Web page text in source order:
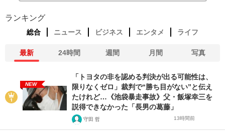
ランキング
総合 ニュース ビジネス エンタメ ライフ
最新 24時間 週間 月間 写真
NEW
「トヨタの非を認める判決が出る可能性は、
限りなくゼロ」裁判で“勝ち目がない”と伝え
たけれど…《池袋暴走事故》父・飯塚幸三を
説得できなかった「長男の葛藤」
守田 哲 13時間前